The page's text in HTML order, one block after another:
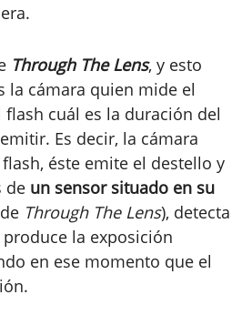
Through The Lens, y esto
la cámara quien mide el
cuál es la duración del
Es decir, la cámara
éste emite el destello y
de un sensor situado en su
Through The Lens), detecta
la exposición
en ese momento que el